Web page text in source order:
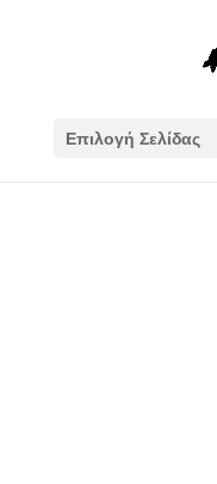
Επιλογή Σελίδας